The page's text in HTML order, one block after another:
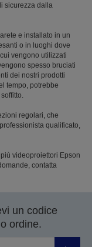
sicurezza dalla
e installato in un
o in luoghi dove
vengono utilizzati
spesso bruciati
dei nostri prodotti
tempo, potrebbe
regolari, che
qualificato,
videoproiettori Epson
contatta
un codice
ordine.